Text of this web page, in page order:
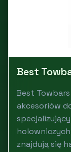
Best
Best
akcesoriów
znajdują się